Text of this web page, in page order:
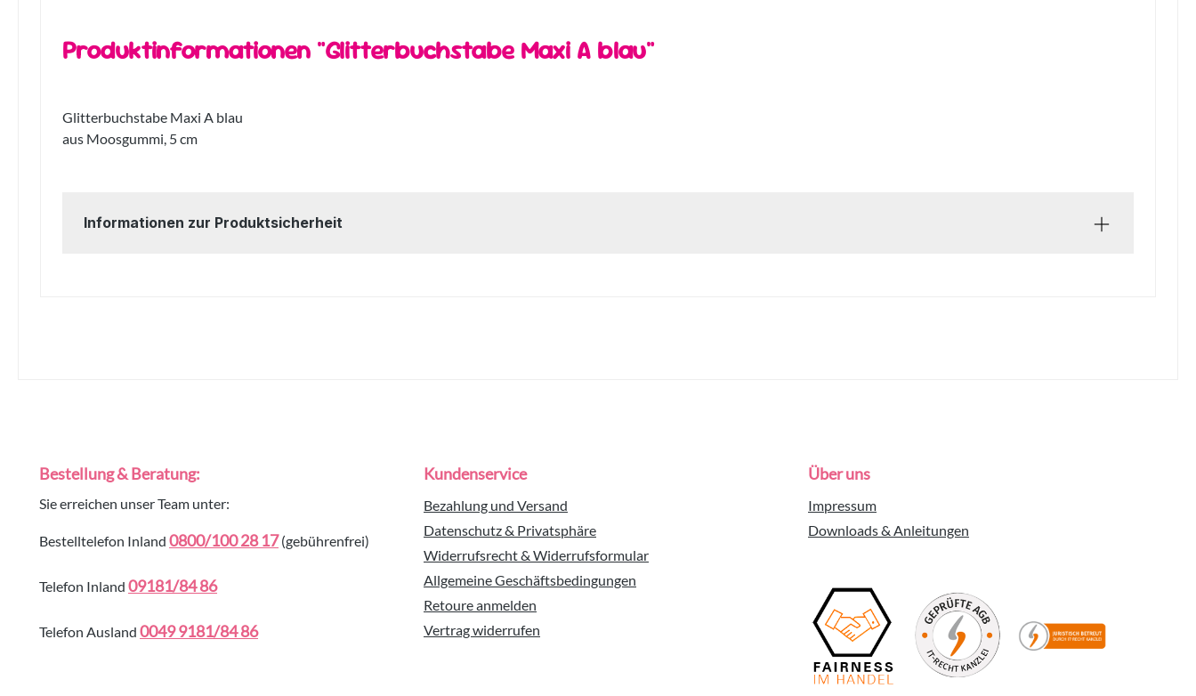
Produktinformationen "Glitterbuchstabe Maxi A blau"
Glitterbuchstabe Maxi A blau
aus Moosgummi, 5 cm
Informationen zur Produktsicherheit
Bestellung & Beratung:
Sie erreichen unser Team unter:
Bestelltelefon Inland 0800/100 28 17(gebührenfrei)
Telefon Inland 09181/84 86
Telefon Ausland 0049 9181/84 86
Kundenservice
Bezahlung und Versand
Datenschutz & Privatsphäre
Widerrufsrecht & Widerrufsformular
Allgemeine Geschäftsbedingungen
Retoure anmelden
Vertrag widerrufen
Über uns
Impressum
Downloads & Anleitungen